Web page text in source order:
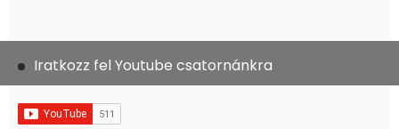
Iratkozz fel Youtube csatornánkra